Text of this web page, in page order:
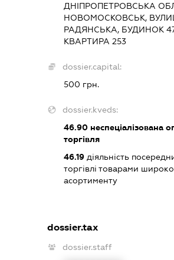
ДНІПРОПЕТРОВСЬКА
НОВОМОСКОВСЬК,
РАДЯНСЬКА, БУДИНОК
КВАРТИРА 253
dossier.capital:
500 грн.
dossier.kveds:
46.90неспеціалізована
торгівля
46.19діяльність
торгівлі товарами
асортименту
dossier.tax
dossier.staff